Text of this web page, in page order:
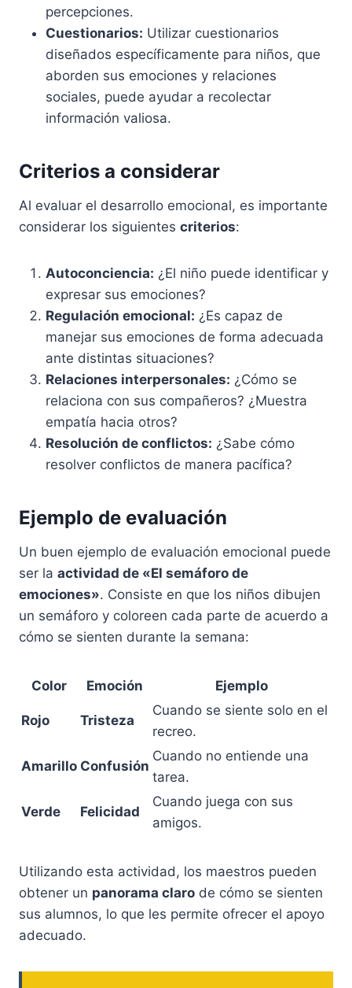
percepciones.
Cuestionarios: Utilizar cuestionarios
diseñados específicamente para niños, que
aborden sus emociones y relaciones
sociales, puede ayudar a recolectar
información valiosa.
Criterios a considerar
Al evaluar el desarrollo emocional, es importante
considerar los siguientes criterios:
Autoconciencia: ¿El niño puede identificar y
expresar sus emociones?
Regulación emocional: ¿Es capaz de
manejar sus emociones de forma adecuada
ante distintas situaciones?
Relaciones interpersonales: ¿Cómo se
relaciona con sus compañeros? ¿Muestra
empatía hacia otros?
Resolución de conflictos: ¿Sabe cómo
resolver conflictos de manera pacífica?
Ejemplo de evaluación
Un buen ejemplo de evaluación emocional puede
ser la actividad de «El semáforo de
emociones». Consiste en que los niños dibujen
un semáforo y coloreen cada parte de acuerdo a
cómo se sienten durante la semana:
Color Emoción Ejemplo
Rojo Tristeza
Cuando se siente solo en el
recreo.
Amarillo Confusión
Cuando no entiende una
tarea.
Verde Felicidad
Cuando juega con sus
amigos.
Utilizando esta actividad, los maestros pueden
obtener un panorama claro de cómo se sienten
sus alumnos, lo que les permite ofrecer el apoyo
adecuado.